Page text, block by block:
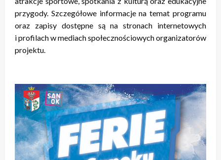
przygody. Szczegółowe informacje na temat programu
oraz zapisy dostępne są na stronach internetowych
i profilach w mediach społecznościowych organizatorów
projektu.